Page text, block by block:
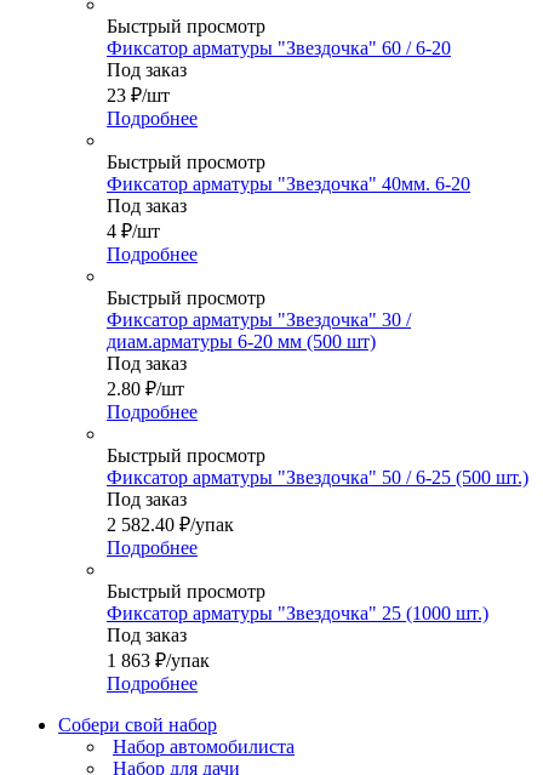
Быстрый просмотр
Фиксатор арматуры "Звездочка" 60 / 6-20
Под заказ
23 ₽/шт
Подробнее
Быстрый просмотр
Фиксатор арматуры "Звездочка" 40мм. 6-20
Под заказ
4 ₽/шт
Подробнее
Быстрый просмотр
Фиксатор арматуры "Звездочка" 30 /
диам.арматуры 6-20 мм (500 шт)
Под заказ
2.80 ₽/шт
Подробнее
Быстрый просмотр
Фиксатор арматуры "Звездочка" 50 / 6-25 (500 шт.)
Под заказ
2 582.40 ₽/упак
Подробнее
Быстрый просмотр
Фиксатор арматуры "Звездочка" 25 (1000 шт.)
Под заказ
1 863 ₽/упак
Подробнее
Собери свой набор
Набор автомобилиста
Набор для дачи